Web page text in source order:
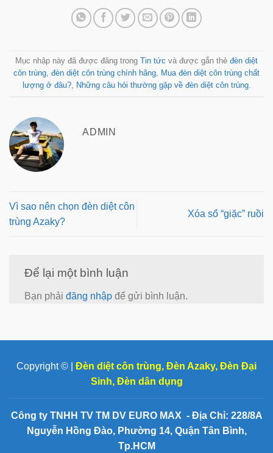
Mục nhập này đã được đăng trong Tin tức và được gắn thẻ đèn diệt
côn trùng, đèn diệt côn trùng chính hãng, Mua đèn diệt côn trùng chất
lượng ở đâu?, Những câu hỏi thường gặp về đèn diệt côn trùng.
ADMIN
Vì sao nên chọn đèn diệt côn
trùng Azaky?
Xóa sổ “giặc” ruồi
Để lại một bình luận
Bạn phải đăng nhập để gửi bình luận.
Copyright © | Đèn diệt côn trùng, Đèn Azaky, Đèn Đại
Sinh, Đèn dân dụng
Công ty TNHH TV TM DV EURO MAX - Địa Chỉ: 228/8A
Nguyễn Hồng Đào, Phường 14, Quận Tân Bình,
Tp.HCM